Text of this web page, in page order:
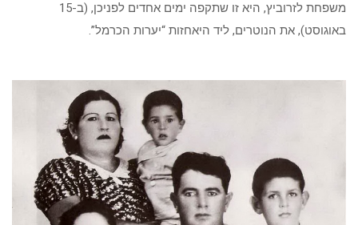
משפחת לזרוביץ, היא זו שתקפה ימים אחדים לפניכן, (ב-15
באוגוסט), את הנוטרים, ליד היאחזות “יערות הכרמל”.